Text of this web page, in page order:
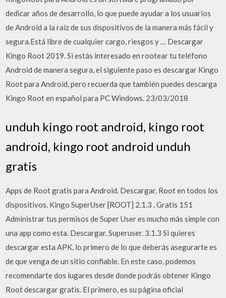
dedicar años de desarrollo, lo que puede ayudar a los usuarios
de Android a la raíz de sus dispositivos de la manera más fácil y
segura.Está libre de cualquier cargo, riesgos y … Descargar
Kingo Root 2019. Si estás interesado en rootear tu teléfono
Android de manera segura, el siguiente paso es descargar Kingo
Root para Android, pero recuerda que también puedes descarga
Kingo Root en español para PC Windows. 23/03/2018
unduh kingo root android, kingo root
android, kingo root android unduh
gratis
Apps de Root gratis para Android. Descargar. Root en todos los
dispositivos. Kingo SuperUser [ROOT] 2.1.3 . Gratis 151
Administrar tus permisos de Super User es mucho más simple con
una app como esta. Descargar. Superuser. 3.1.3 Si quieres
descargar esta APK, lo primero de lo que deberás asegurarte es
de que venga de un sitio confiable. En este caso, podemos
recomendarte dos lugares desde donde podrás obtener Kingo
Root descargar gratis. El primero, es su página oficial